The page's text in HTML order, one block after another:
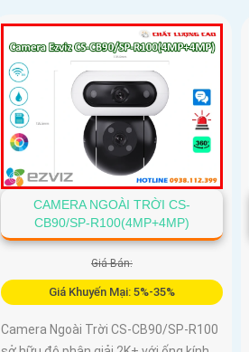
CAMERA NGOÀI TRỜI CS-
CB90/SP-R100(4MP+4MP)
Giá Bán:
Giá Khuyến Mại: 5%-35%
Camera Ngoài Trời CS-CB90/SP-R100